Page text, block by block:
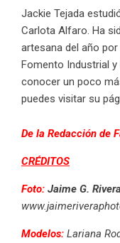
Jackie Tejada
Carlota Alfaro. Ha
artesana del año
Fomento Industrial y
conocer un poco
puedes visitar su
De la Redacción de
CRÉDITOS
Foto: Jaime G.
Modelos: Lariana